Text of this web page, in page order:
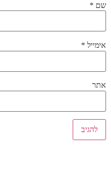
שם *
אימייל *
אתר